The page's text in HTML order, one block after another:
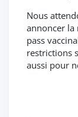
Nous
annoncer la
pass
restrictions
aussi pour